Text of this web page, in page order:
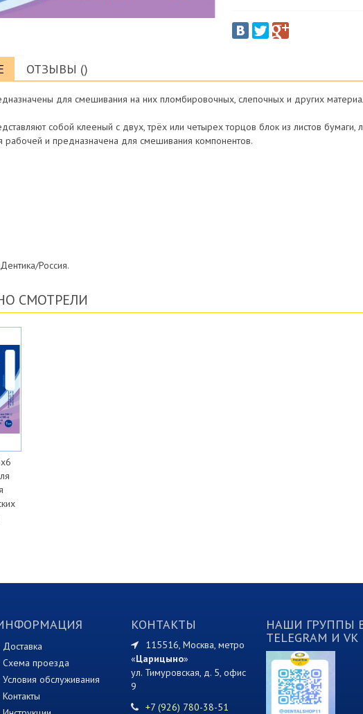
ОТЗЫВЫ ()
для смешивания на них пломбировочных, слепочных и других
собой клееный с двух, трёх или четырех торцов блок из листов бумаги,
рабочей и предназначена для смешивания компонентов.
Россия.
СМОТРЕЛИ
Доставка
Схема проезда
Условия обслуживания
Контакты
КОНТАКТЫ
115516, Москва, метро
«Царицыно»
ул. Тимуровская, д. 5, офис
9
+7 (926) 780-38-51
НАШИ ГРУППЫ
TELEGRAM И VK